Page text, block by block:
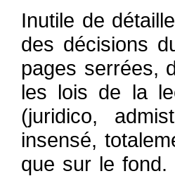
Inutile de
des décisions
pages serrées,
les lois de la
(juridico,
insensé,
que sur le fond.